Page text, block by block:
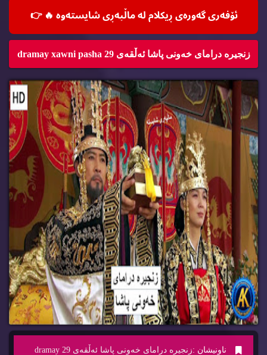
ئۆفه‌ری گه‌وره‌ی ڕیكلام له‌ ماڵپه‌ڕی شایسته‌وه‌ 🔥👉
زنجیره‌ درامای خه‌ونی پاشا ئه‌ڵقه‌ی 29 dramay xawni pasha
ناونیشان : زنجیره‌ درامای خه‌ونی پاشا ئه‌ڵقه‌ی 29 dramay